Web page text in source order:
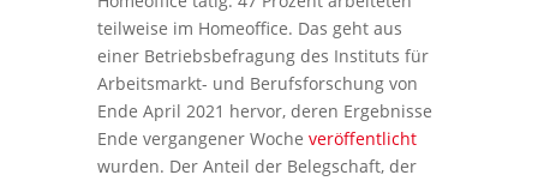
teilweise im Homeoffice. Das geht aus
einer Betriebsbefragung des Instituts für
Arbeitsmarkt- und Berufsforschung von
Ende April 2021 hervor, deren Ergebnisse
Ende vergangener Woche veröffentlicht
wurden. Der Anteil der Belegschaft, der